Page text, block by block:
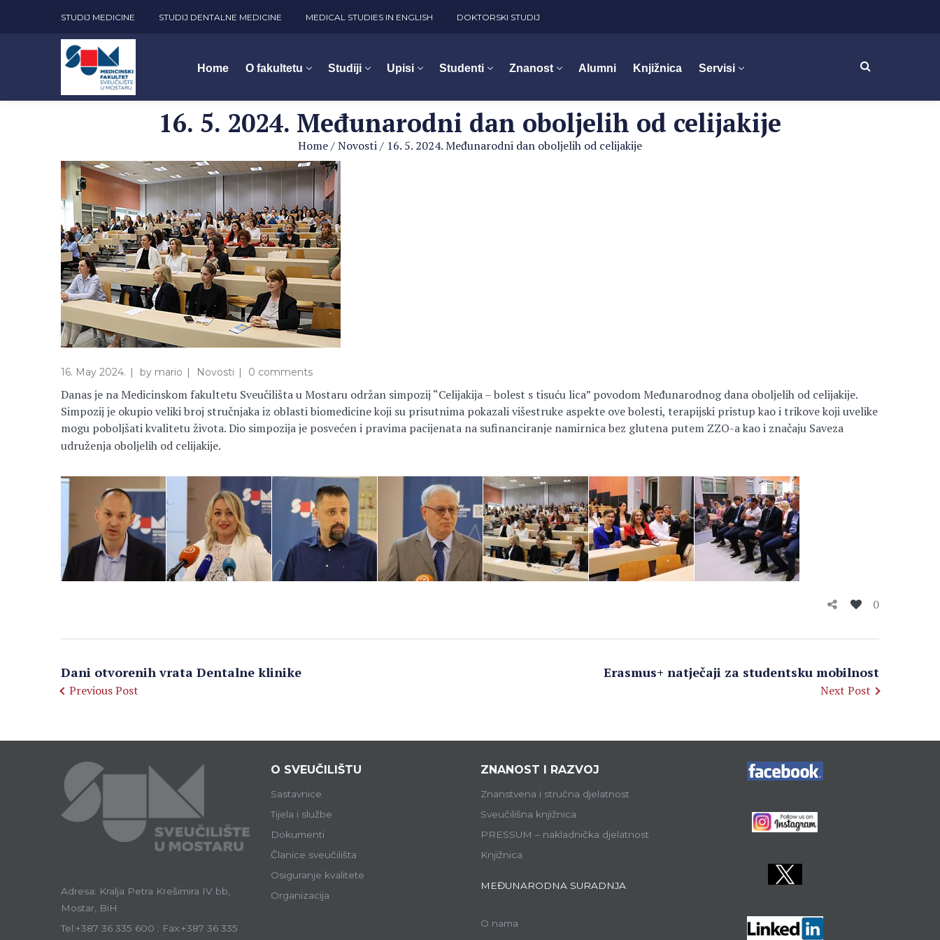
STUDIJ MEDICINE STUDIJ DENTALNE MEDICINE MEDICAL STUDIES IN ENGLISH DOKTORSKI STUDIJ
Home O fakultetu Studiji Upisi Studenti Znanost Alumni Knjižnica Servisi
16. 5. 2024. Međunarodni dan oboljelih od celijakije
Home/Novosti/ 16. 5. 2024. Međunarodni dan oboljelih od celijakije
16. May 2024. by mario Novosti 0 comments
Danas je na Medicinskom fakultetu Sveučilišta u Mostaru održan simpozij “Celijakija – bolest s tisuću lica” povodom Međunarodnog dana oboljelih od celijakije.
Simpozij je okupio veliki broj stručnjaka iz oblasti biomedicine koji su prisutnima pokazali višestruke aspekte ove bolesti, terapijski pristup kao i trikove koji uvelike
mogu poboljšati kvalitetu života. Dio simpozija je posvećen i pravima pacijenata na sufinanciranje namirnica bez glutena putem ZZO-a kao i značaju Saveza
udruženja oboljelih od celijakije.
0
Dani otvorenih vrata Dentalne klinike
Previous Post
Erasmus+ natječaji za studentsku mobilnost
Next Post
Adresa: Kralja Petra Krešimira IV bb,
Mostar, BiH
Tel:+387 36 335 600 : Fax:+387 36 335
O SVEUČILIŠTU
Sastavnice
Tijela i službe
Dokumenti
Članice sveučilišta
Osiguranje kvalitete
Organizacija
ZNANOST I RAZVOJ
Znanstvena i stručna djelatnost
Sveučilišna knjižnica
PRESSUM – nakladnička djelatnost
Knjižnica
MEĐUNARODNA SURADNJA
O nama